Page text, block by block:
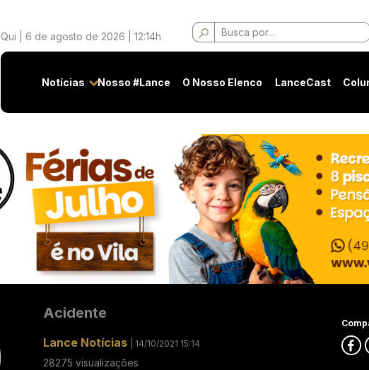
Qui | 6 de agosto de 2026 | 12:14h
Buscar
por:
Notícias Nosso #Lance O Nosso Elenco LanceCast
Acidente
Lance Notícias | 14/10/2021 15:14
28275 visualizações